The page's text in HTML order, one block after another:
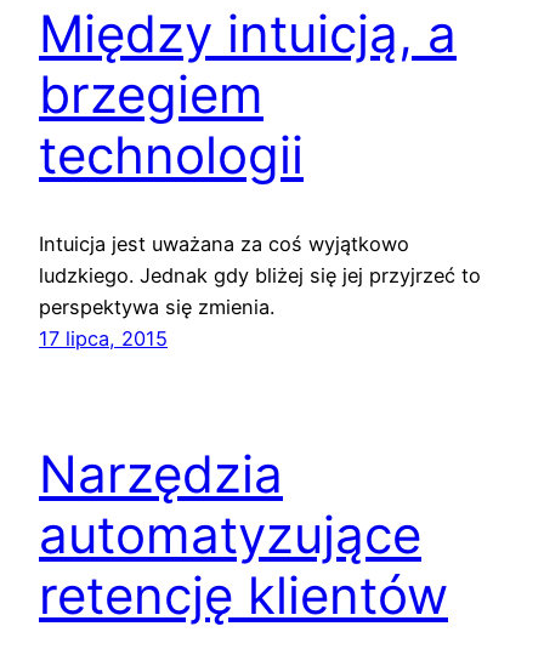
Między intuicją, a
brzegiem
technologii
Intuicja jest uważana za coś wyjątkowo
ludzkiego. Jednak gdy bliżej się jej przyjrzeć to
perspektywa się zmienia.
17 lipca, 2015
Narzędzia
automatyzujące
retencję klientów